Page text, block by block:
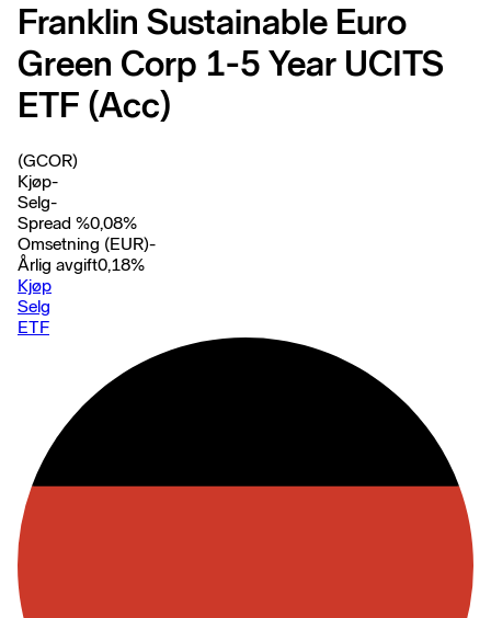
Franklin Sustainable Euro
Green Corp 1-5 Year UCITS
ETF (Acc)
(GCOR)
Kjøp-
Selg-
Spread %0,08%
Omsetning (EUR)-
Årlig avgift0,18%
Kjøp
Selg
ETF